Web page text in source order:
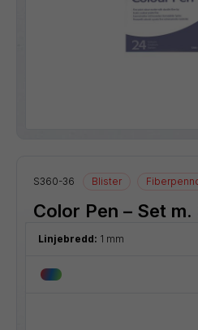
S360-36 Blister
Color Pen – Set
Linjebredd: 1 mm